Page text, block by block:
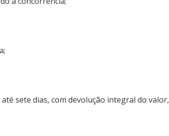
sete dias, com devolução integral do valor,